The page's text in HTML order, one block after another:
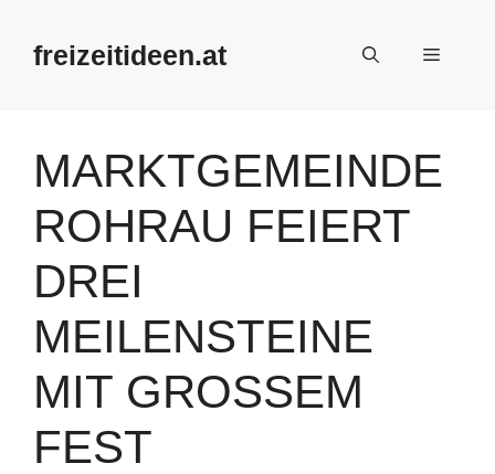
Inhalt
springenfreizeitideen.at Menü
MARKTGEMEINDE
ROHRAU FEIERT
DREI
MEILENSTEINE
MIT GROSSEM F
EST